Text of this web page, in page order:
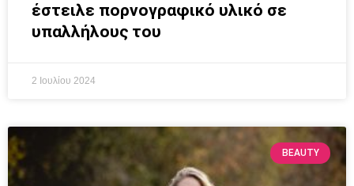
έστειλε πορνογραφικό υλικό σε
υπαλλήλους του
2 Ιουλίου 2024
BEAUTY